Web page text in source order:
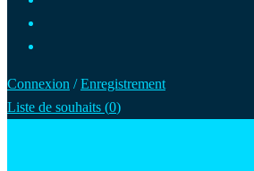
Connexion /Enregistrement
Liste de souhaits (0)